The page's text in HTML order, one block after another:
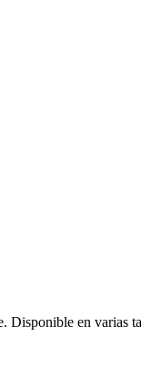
en varias